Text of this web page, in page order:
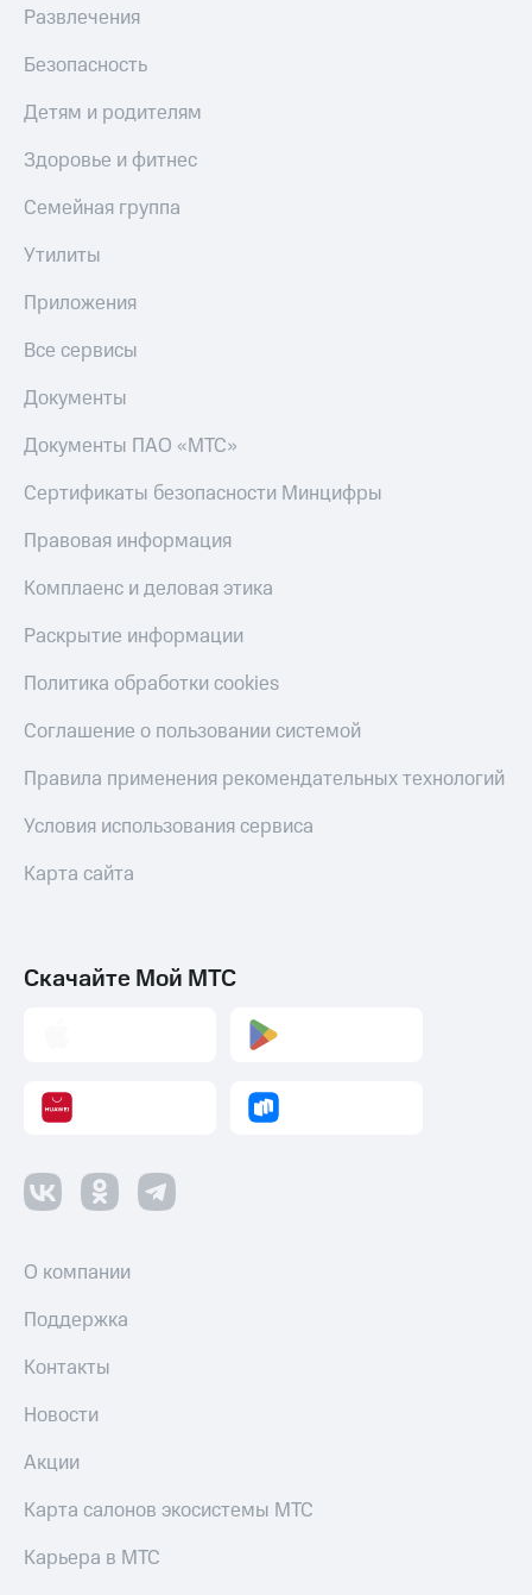
Развлечения
Безопасность
Детям и родителям
Здоровье и фитнес
Семейная группа
Утилиты
Приложения
Все сервисы
Документы
Документы ПАО «МТС»
Сертификаты безопасности Минцифры
Правовая информация
Комплаенс и деловая этика
Раскрытие информации
Политика обработки cookies
Соглашение о пользовании системой
Правила применения рекомендательных технологий
Условия использования сервиса
Карта сайта
Скачайте Мой МТС
О компании
Поддержка
Контакты
Новости
Акции
Карта салонов экосистемы МТС
Карьера в МТС